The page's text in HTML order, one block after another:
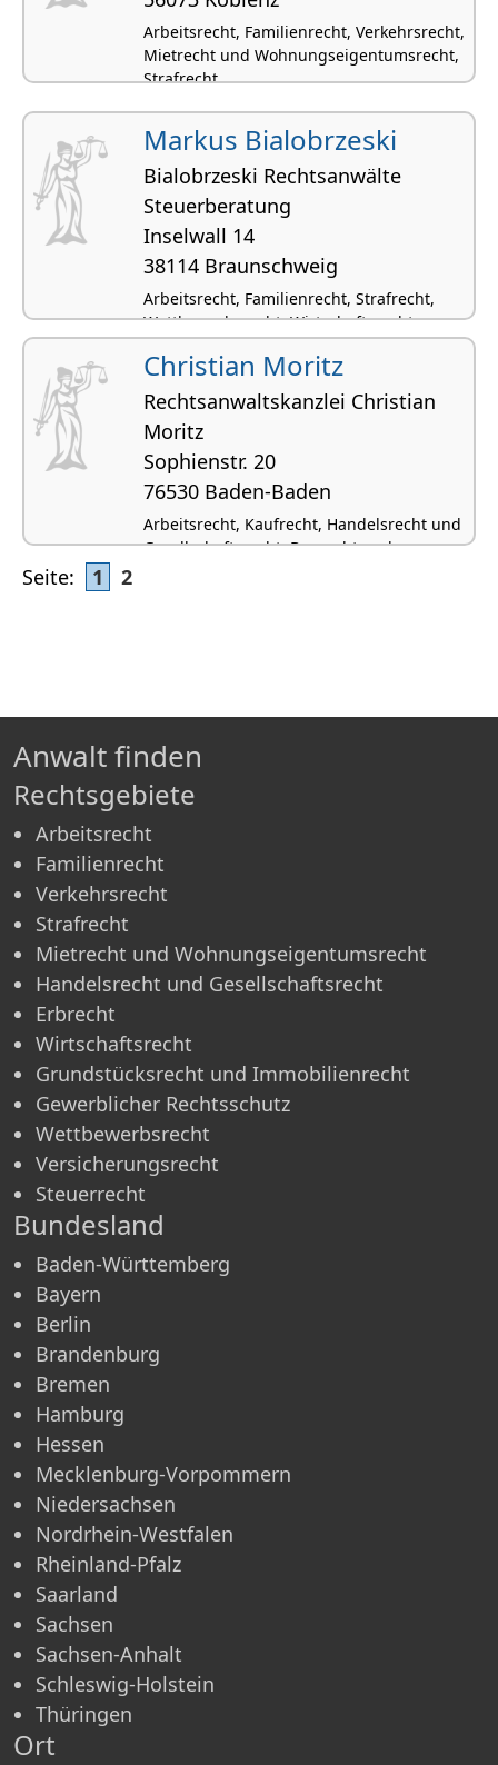
Arbeitsrecht, Familienrecht, Verkehrsrecht,
Mietrecht und Wohnungseigentumsrecht,
Strafrecht
Markus Bialobrzeski
Bialobrzeski Rechtsanwälte
Steuerberatung
Inselwall 14
38114 Braunschweig
Arbeitsrecht, Familienrecht, Strafrecht,
Wettbewerbsrecht, Wirtschaftsrecht
Christian Moritz
Rechtsanwaltskanzlei Christian
Moritz
Sophienstr. 20
76530 Baden-Baden
Arbeitsrecht, Kaufrecht, Handelsrecht und
Gesellschaftsrecht, Baurecht und
Seite: 1 2
Anwalt finden
Rechtsgebiete
Arbeitsrecht
Familienrecht
Verkehrsrecht
Strafrecht
Mietrecht und Wohnungseigentumsrecht
Handelsrecht und Gesellschaftsrecht
Erbrecht
Wirtschaftsrecht
Grundstücksrecht und Immobilienrecht
Gewerblicher Rechtsschutz
Wettbewerbsrecht
Versicherungsrecht
Steuerrecht
Bundesland
Baden-Württemberg
Bayern
Berlin
Brandenburg
Bremen
Hamburg
Hessen
Mecklenburg-Vorpommern
Niedersachsen
Nordrhein-Westfalen
Rheinland-Pfalz
Saarland
Sachsen
Sachsen-Anhalt
Schleswig-Holstein
Thüringen
Ort